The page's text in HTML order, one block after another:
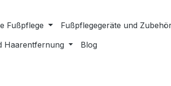
Fußpflege Fußpflegegeräte und
Haarentfernung Blog